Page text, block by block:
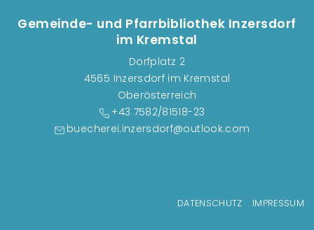
Gemeinde- und Pfarrbibliothek Inzersdorf
im Kremstal
Dorfplatz 2
4565 Inzersdorf im Kremstal
Oberösterreich
+43 7582/81518-23
buecherei.inzersdorf@outlook.com
DATENSCHUTZ IMPRESSUM